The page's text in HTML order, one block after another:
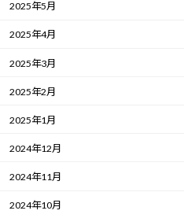
2025年5月
2025年4月
2025年3月
2025年2月
2025年1月
2024年12月
2024年11月
2024年10月